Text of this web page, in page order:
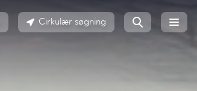
Cirkulær søgning